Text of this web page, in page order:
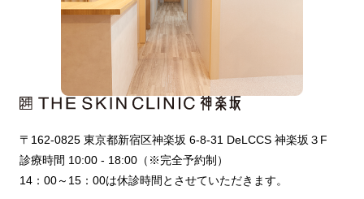
〒162-0825 東京都新宿区神楽坂 6-8-31 DeLCCS 神楽坂３F
診療時間 10:00 - 18:00（※完全予約制）
14：00～15：00は休診時間とさせていただきます。